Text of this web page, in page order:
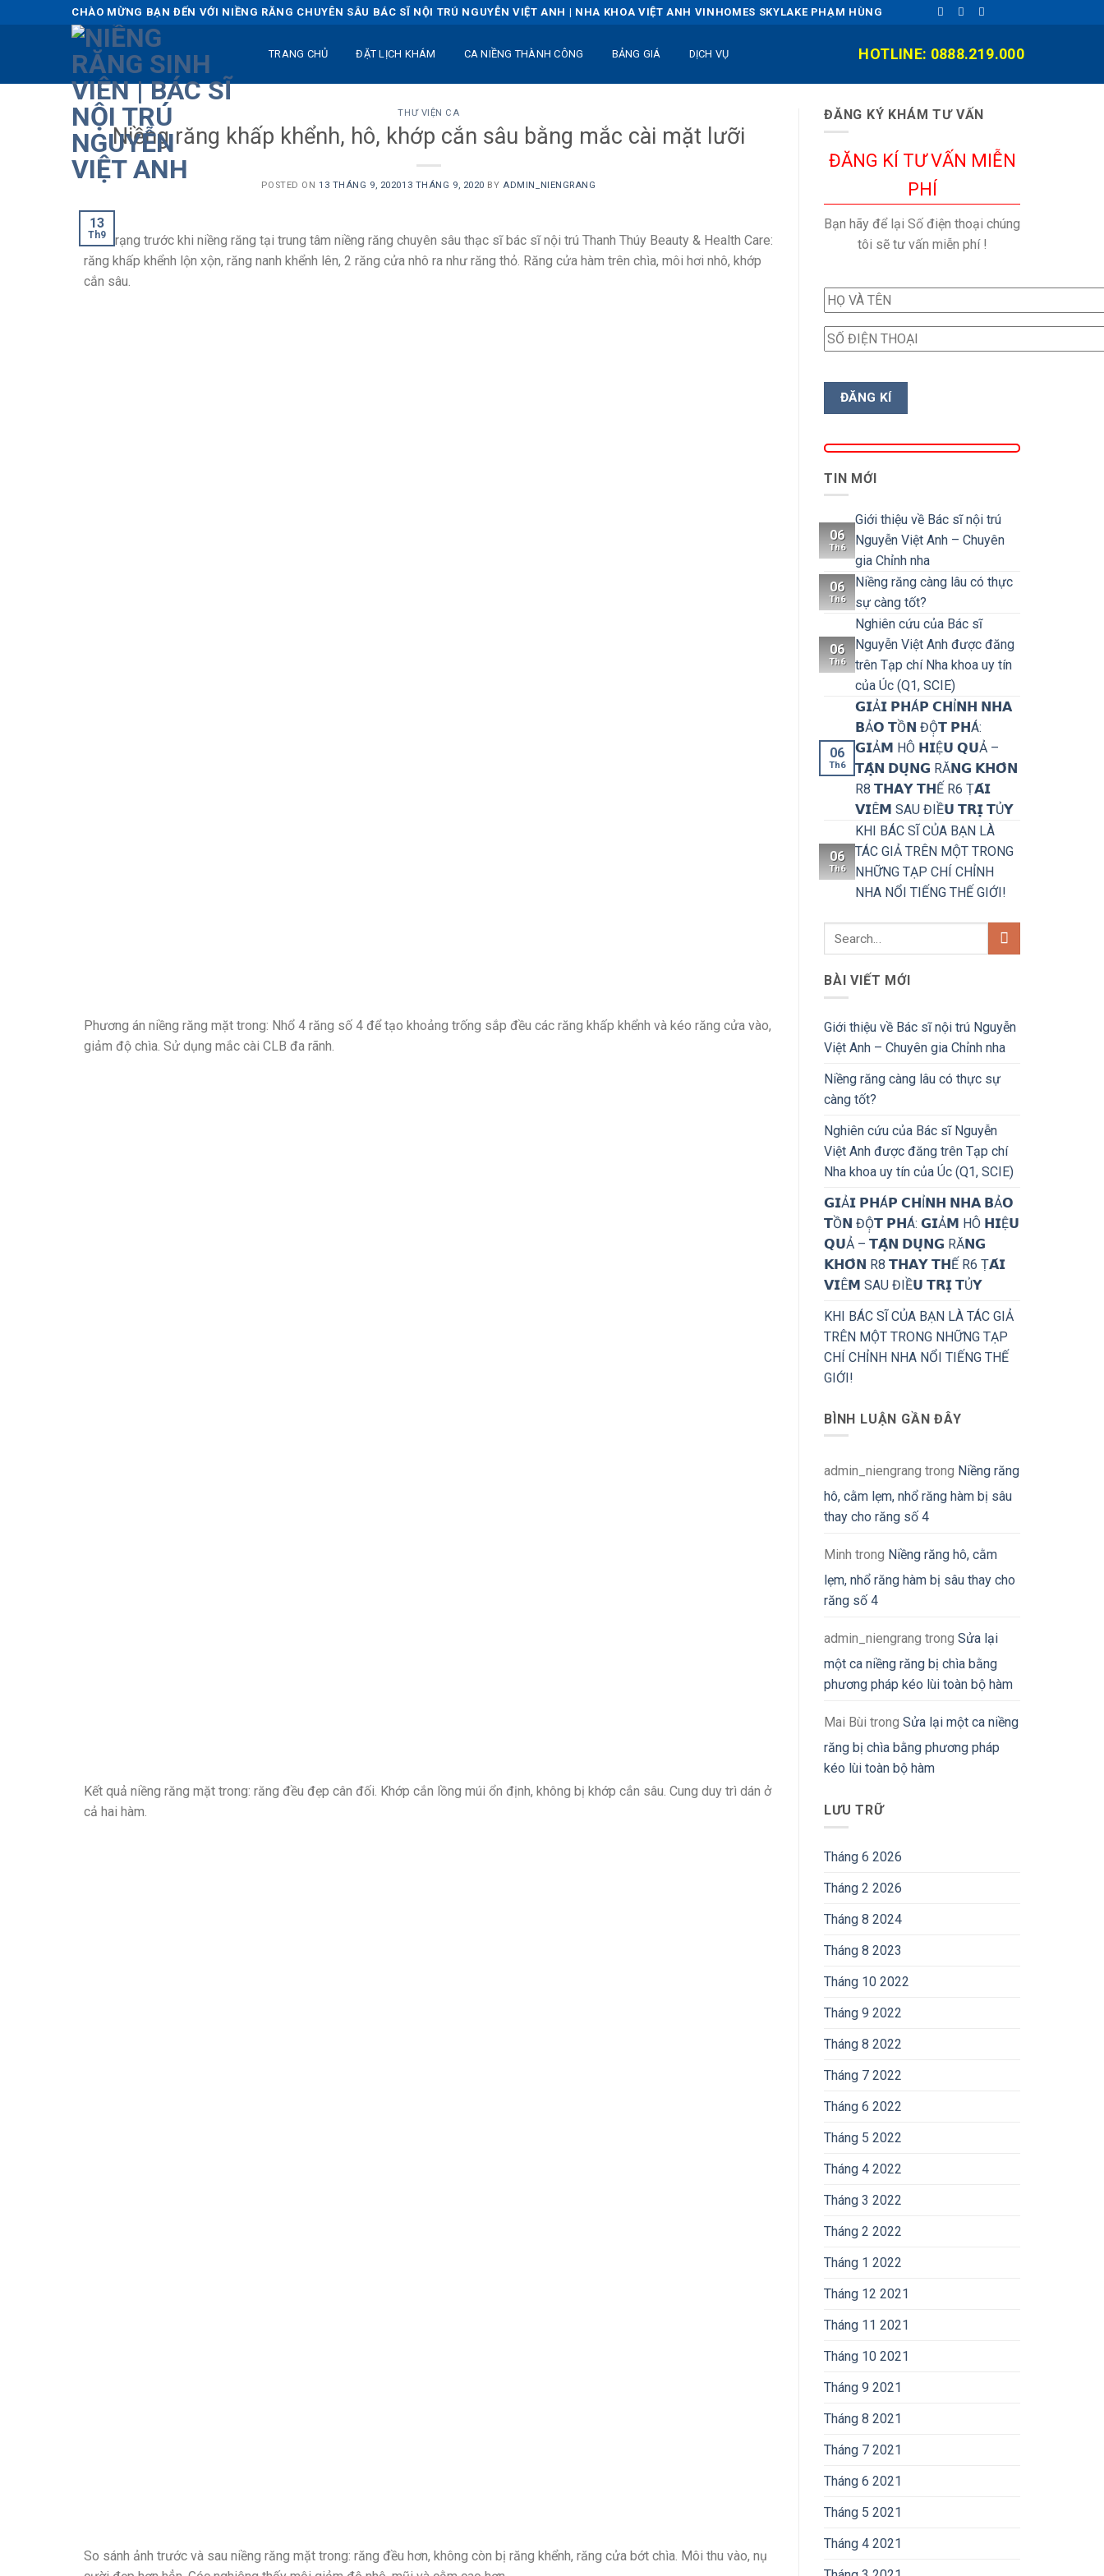
to
CHÀO MỪNG BẠN ĐẾN VỚI NIỀNG RĂNG CHUYÊN SÂU BÁC SĨ NỘI TRÚ NGUYỄN VIỆT ANH | NHA KHOA VIỆT ANH VINHOMES SKYLAKE PHẠM HÙNG
TRANG CHỦ ĐẶT LỊCH KHÁM CA NIỀNG THÀNH CÔNG BẢNG GIÁ DỊCH VỤ HOTLINE: 0888.219.000
THƯ VIỆN CA
Niềng răng khấp khểnh, hô, khớp cắn sâu bằng mắc cài mặt lưỡi
POSTED ON 13 THÁNG 9, 202013 THÁNG 9, 2020 BY ADMIN_NIENGRANG
13
Th9
Tình trạng trước khi niềng răng tại trung tâm niềng răng chuyên sâu thạc sĩ bác sĩ nội trú Thanh Thúy Beauty & Health Care:
răng khấp khểnh lộn xộn, răng nanh khểnh lên, 2 răng cửa nhô ra như răng thỏ. Răng cửa hàm trên chìa, môi hơi nhô, khớp
cắn sâu.
Phương án niềng răng mặt trong: Nhổ 4 răng số 4 để tạo khoảng trống sắp đều các răng khấp khểnh và kéo răng cửa vào,
giảm độ chìa. Sử dụng mắc cài CLB đa rãnh.
Kết quả niềng răng mặt trong: răng đều đẹp cân đối. Khớp cắn lồng múi ổn định, không bị khớp cắn sâu. Cung duy trì dán ở
cả hai hàm.
So sánh ảnh trước và sau niềng răng mặt trong: răng đều hơn, không còn bị răng khểnh, răng cửa bớt chìa. Môi thu vào, nụ
ĐĂNG KÝ KHÁM TƯ VẤN
ĐĂNG KÍ TƯ VẤN MIỄN
PHÍ
Bạn hãy để lại Số điện thoại chúng
tôi sẽ tư vấn miễn phí !
TIN MỚI
06
Th6
Giới thiệu về Bác sĩ nội trú
Nguyễn Việt Anh – Chuyên
gia Chỉnh nha
06
Th6
Niềng răng càng lâu có thực
sự càng tốt?
06
Th6
Nghiên cứu của Bác sĩ
Nguyễn Việt Anh được đăng
trên Tạp chí Nha khoa uy tín
của Úc (Q1, SCIE)
06
Th6
𝗚𝗜Ả𝗜 𝗣𝗛Á𝗣 𝗖𝗛Ỉ𝗡𝗛 𝗡𝗛𝗔
𝗕Ả𝗢 𝗧Ồ𝗡 ĐỘ̣𝗧 𝗣𝗛Á:
𝗚𝗜Ả𝗠 HÔ 𝗛𝗜Ệ𝗨 𝗤𝗨Ả –
𝗧𝗔̣̂𝗡 𝗗𝗨̣𝗡𝗚 RĂ𝗡𝗚 𝗞𝗛𝗢̂𝗡
R8 𝗧𝗛𝗔𝗬 𝗧𝗛Ế R6 Ṭ𝗔́𝗜
𝗩𝗜Ê𝗠 SAU ĐIỀ𝗨 𝗧𝗥𝗜̣ 𝗧Ủ𝗬
06
Th6
KHI BÁC SĨ CỦA BẠN LÀ
TÁC GIẢ TRÊN MỘT TRONG
NHỮNG TẠP CHÍ CHỈNH
NHA NỔI TIẾNG THẾ GIỚI!
BÀI VIẾT MỚI
Giới thiệu về Bác sĩ nội trú Nguyễn
Việt Anh – Chuyên gia Chỉnh nha
Niềng răng càng lâu có thực sự
càng tốt?
Nghiên cứu của Bác sĩ Nguyễn
Việt Anh được đăng trên Tạp chí
Nha khoa uy tín của Úc (Q1, SCIE)
𝗚𝗜Ả𝗜 𝗣𝗛Á𝗣 𝗖𝗛Ỉ𝗡𝗛 𝗡𝗛𝗔 𝗕Ả𝗢
𝗧Ồ𝗡 ĐỘ̣𝗧 𝗣𝗛Á: 𝗚𝗜Ả𝗠 HÔ 𝗛𝗜Ệ𝗨
𝗤𝗨Ả – 𝗧𝗔̣̂𝗡 𝗗𝗨̣𝗡𝗚 RĂ𝗡𝗚
𝗞𝗛𝗢̂𝗡 R8 𝗧𝗛𝗔𝗬 𝗧𝗛Ế R6 Ṭ𝗔́𝗜
𝗩𝗜Ê𝗠 SAU ĐIỀ𝗨 𝗧𝗥𝗜̣ 𝗧Ủ𝗬
KHI BÁC SĨ CỦA BẠN LÀ TÁC GIẢ
TRÊN MỘT TRONG NHỮNG TẠP
CHÍ CHỈNH NHA NỔI TIẾNG THẾ
GIỚI!
BÌNH LUẬN GẦN ĐÂY
admin_niengrang trong Niềng răng
hô, cằm lẹm, nhổ răng hàm bị sâu
thay cho răng số 4
Minh trong Niềng răng hô, cằm
lẹm, nhổ răng hàm bị sâu thay cho
răng số 4
admin_niengrang trong Sửa lại
một ca niềng răng bị chìa bằng
phương pháp kéo lùi toàn bộ hàm
Mai Bùi trong Sửa lại một ca niềng
răng bị chìa bằng phương pháp
kéo lùi toàn bộ hàm
LƯU TRỮ
Tháng 6 2026
Tháng 2 2026
Tháng 8 2024
Tháng 8 2023
Tháng 10 2022
Tháng 9 2022
Tháng 8 2022
Tháng 7 2022
Tháng 6 2022
Tháng 5 2022
Tháng 4 2022
Tháng 3 2022
Tháng 2 2022
Tháng 1 2022
Tháng 12 2021
Tháng 11 2021
Tháng 10 2021
Tháng 9 2021
Tháng 8 2021
Tháng 7 2021
Tháng 6 2021
Tháng 5 2021
Tháng 4 2021